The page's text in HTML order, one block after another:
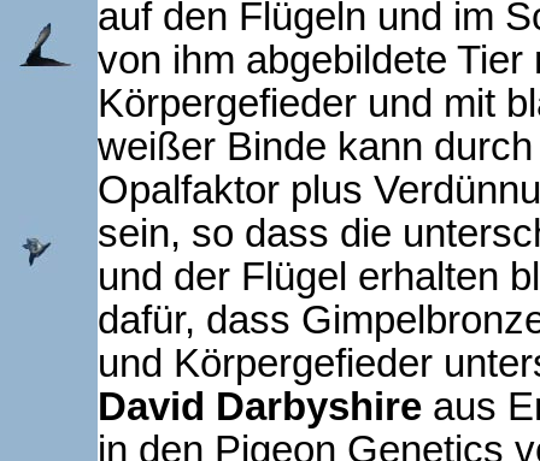
auf den Flügeln und im
von ihm abgebildete
Körpergefieder und mit
weißer Binde kann
Opalfaktor plus
sein, so dass die
und der Flügel erhalten
dafür, dass
und Körpergefieder
David Darbyshireaus
in den Pigeon Genetics